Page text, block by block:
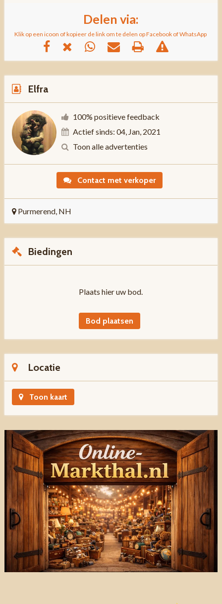
Delen via:
Klik op een icoon of kopieer de link om te delen op Facebook of WhatsApp
Elfra
100% positieve feedback
Actief sinds: 04, Jan, 2021
Toon alle advertenties
Contact met verkoper
Purmerend, NH
Biedingen
Plaats hier uw bod.
Bod plaatsen
Locatie
Toon kaart